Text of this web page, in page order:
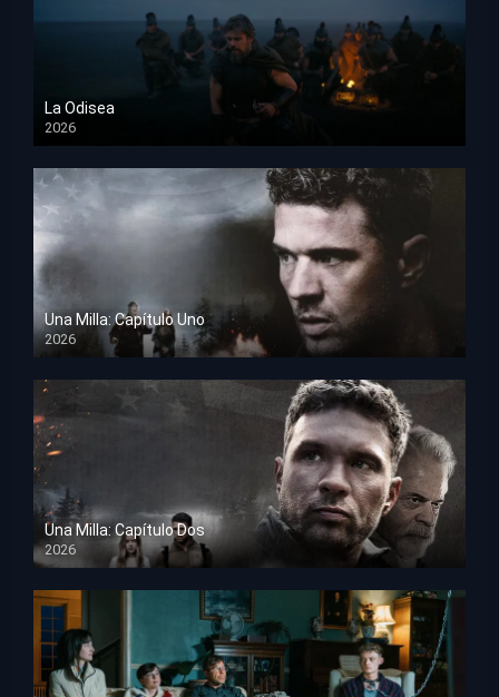
La Odisea
2026
TS Screener
Una Milla: Capítulo Uno
2026
HD 1080p
Una Milla: Capítulo Dos
2026
HD 1080p